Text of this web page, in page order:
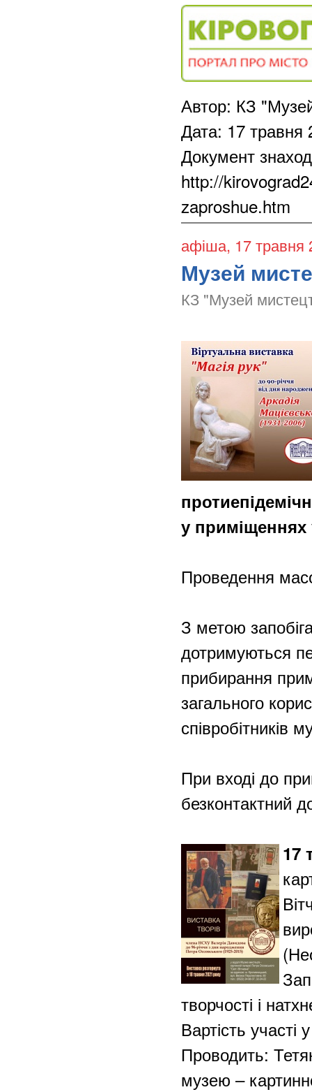
Автор: КЗ
Дата: 17 травня
Документ
http://
zaproshue.htm
афіша, 17 травня
Музей
КЗ "Музей
у приміщеннях
Проведення
З метою
дотримуються
прибирання
загального
співробітників
При вході до
безконтактний
17
творчості і
Вартість
Проводить:
музею –